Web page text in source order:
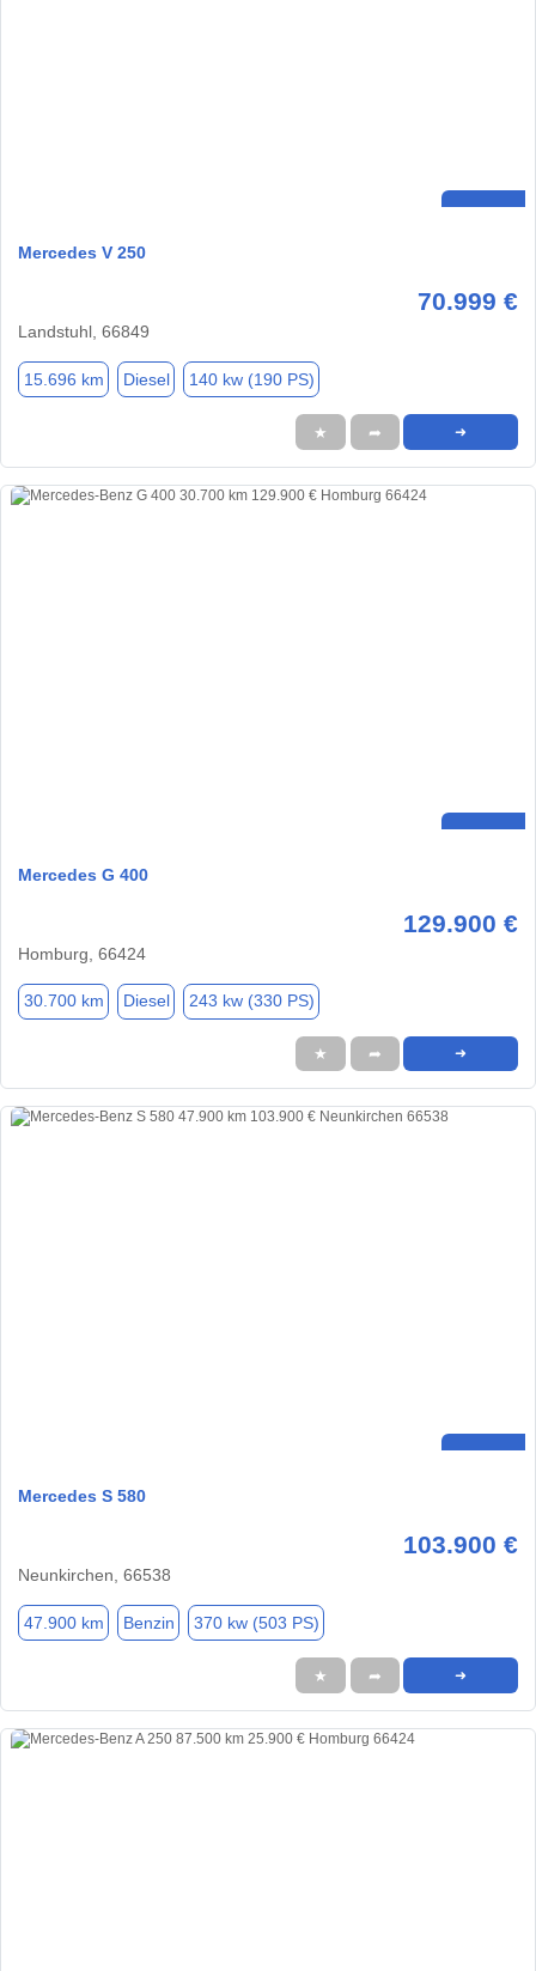
Mercedes V 250
70.999 €
Landstuhl, 66849
15.696 km Diesel 140 kw (190 PS)
★ ➦ ➜
Mercedes G 400
129.900 €
Homburg, 66424
30.700 km Diesel 243 kw (330 PS)
★ ➦ ➜
Mercedes S 580
103.900 €
Neunkirchen, 66538
47.900 km Benzin 370 kw (503 PS)
★ ➦ ➜